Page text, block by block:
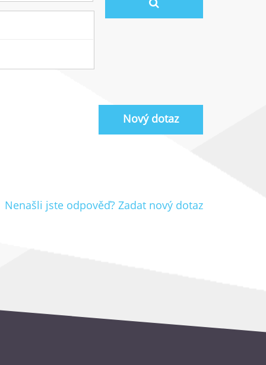
Nový dotaz
Nenašli jste odpověď? Zadat nový dotaz